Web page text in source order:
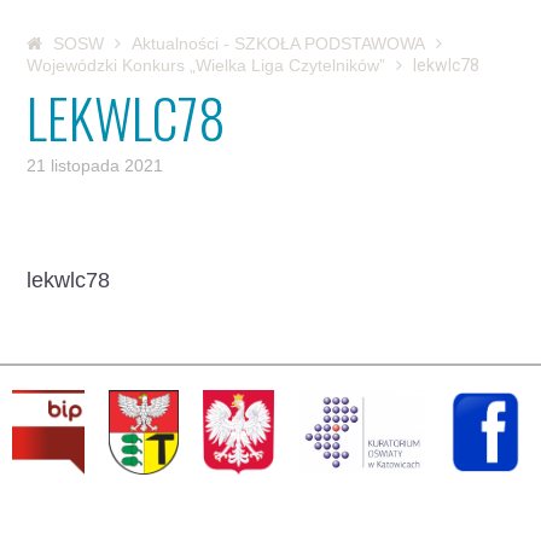
SOSW
Aktualności - SZKOŁA PODSTAWOWA
Wojewódzki Konkurs „Wielka Liga Czytelników”
lekwlc78
LEKWLC78
21 listopada 2021
lekwlc78